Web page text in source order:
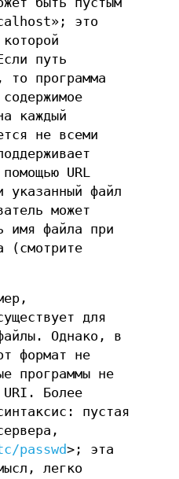
это
путь
то программа
каждый
не всеми
URL
файл
может
имя файла при
(смотрите
для
Однако, в
формат не
программы не
URI. Более
пустая
>; эта
легко